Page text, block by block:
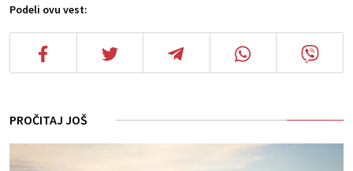
Podeli ovu vest:
PROČITAJ JOŠ